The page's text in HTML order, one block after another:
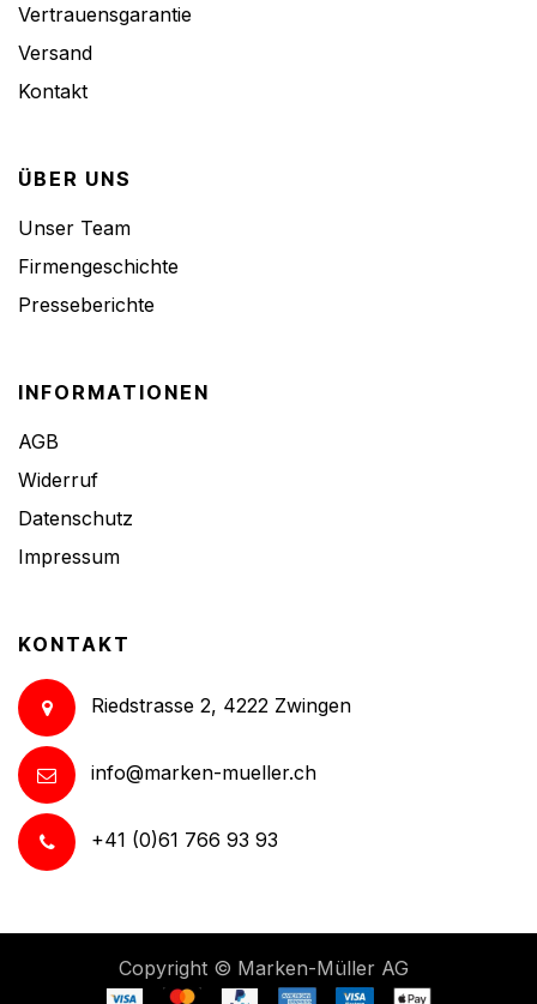
Vertrauensgarantie
Versand
Kontakt
ÜBER UNS
Unser Team
Firmengeschichte
Presseberichte
INFORMATIONEN
AGB
Widerruf
Datenschutz
Impressum
KONTAKT
Riedstrasse 2, 4222 Zwingen
info@marken-mueller.ch
+41 (0)61 766 93 93
Copyright © Marken-Müller AG